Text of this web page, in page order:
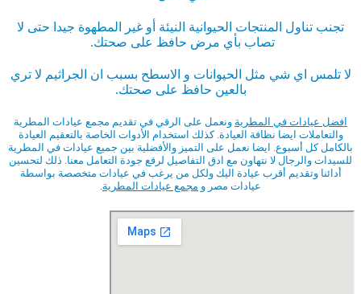
تجنب تناول المنتجات الحيوانية النيئة أو غير المطهوة جيدا حتى لا
تصاب بأي مرض حافظ على صحتك.
لا تلمس اي شي مثل الحيوانات و الاسطح بسبب ان الجراثيم لا تري
بالعين حافظ على صحتك.
افضل عيادات في المطرية ونعمل على الرقي في تقديم مجمع عيادات المطرية
والتعاملات ايضا نظافة العيادة. كذلك استخدام الأدوات الخاصة بالتعقيم العيادة
بالكامل كل أسبوع. ايضا نعمل على التميز والأفضلية بين جميع عيادات في المطرية
للسيدات والرجال لا نتهاون مع ادق التفاصيل لرفع جودة التعامل معنا. ذلك لتحسين
أدائنا وتقديم أقرب عيادة اليك ولكل من يرغب في عيادات متخصصة بواسطة
عيادات مصر و مجمع عيادات المطرية